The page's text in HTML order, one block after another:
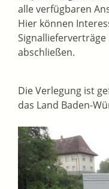
alle verfügbaren
Hier können
abschließen.
Die Verlegung ist
das Land Baden-